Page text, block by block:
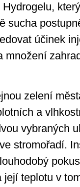
sucha
účinek
množení
zelení
a
vybraných
stromořadí.
teplotu v